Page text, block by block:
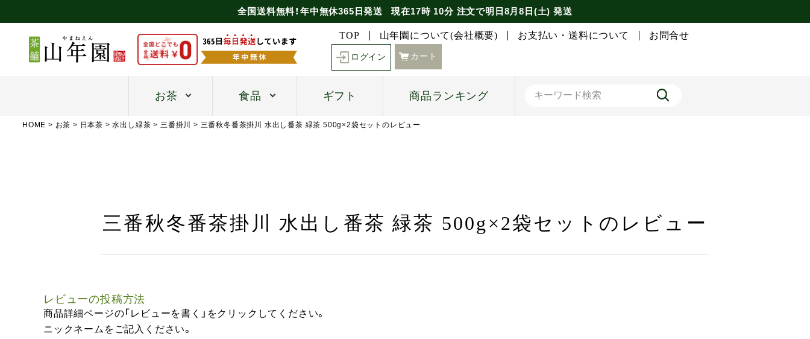
全国送料無料！年中無休365日発送 現在17時 10分注文で明日8月8日(土) 発送
TOP 山年園について(会社概要) お支払い・送料について お問合せ
ログイン カート
お茶 食品 ギフト 商品ランキング
HOME お茶 日本茶 水出し緑茶 三番掛川 三番秋冬番茶掛川 水出し番茶 緑茶 500g×2袋セットのレビュー
三番秋冬番茶掛川 水出し番茶 緑茶 500g×2袋セットのレビュー
レビューの投稿方法
商品詳細ページの「レビューを書く」をクリックしてください。
ニックネームをご記入ください。